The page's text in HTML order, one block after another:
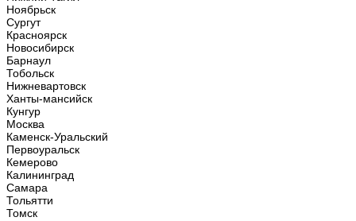
Ноябрьск
Сургут
Красноярск
Новосибирск
Барнаул
Тобольск
Нижневартовск
Ханты-мансийск
Кунгур
Москва
Каменск-Уральский
Первоуральск
Кемерово
Калининград
Самара
Тольятти
Томск